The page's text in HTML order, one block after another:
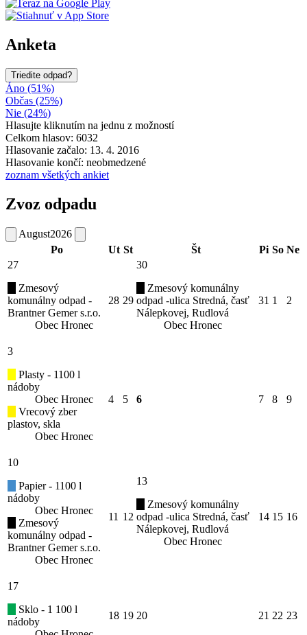
Anketa
Triedite odpad?
Áno (51%)
Občas (25%)
Nie (24%)
Hlasujte kliknutím na jednu z možností
Celkom hlasov: 6032
Hlasovanie začalo: 13. 4. 2016
Hlasovanie končí: neobmedzené
zoznam všetkých ankiet
Zvoz odpadu
August2026
Po
Ut St Št Pi So Ne
27
Zmesový
komunálny odpad -
Brantner Gemer s.r.o.
Obec Hronec
28 29
30
Zmesový komunálny
odpad -ulica Stredná, časť
Nálepkovej, Rudlová
Obec Hronec
31 1 2
3
Plasty - 1100 l
nádoby
Obec Hronec
Vrecový zber
plastov, skla
Obec Hronec
4 5 6 7 8 9
10
Papier - 1100 l
nádoby
Obec Hronec
Zmesový
komunálny odpad -
Brantner Gemer s.r.o.
Obec Hronec
11 12
13
Zmesový komunálny
odpad -ulica Stredná, časť
Nálepkovej, Rudlová
Obec Hronec
14 15 16
17
Sklo - 1 100 l
nádoby
18 19 20 21 22 23